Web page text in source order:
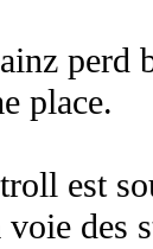
perd
place.
est
voie des